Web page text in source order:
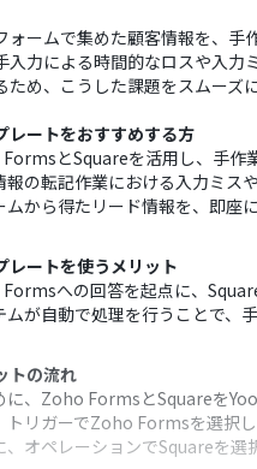
ォームで集めた顧客情報を、
入力による時間的なロスや入
ため、こうした課題をスムーズ
ートをおすすめする方
とSquareを活用し、手作
報の転記作業における入力ミス
ムから得たリード情報を、即座
ートを使うメリット
への回答を起点に、
ムが自動で処理を行うことで、
トの流れ
に、Zoho FormsとSquareを
トリガーでZoho Formsを選択
、オペレーションでSquareを